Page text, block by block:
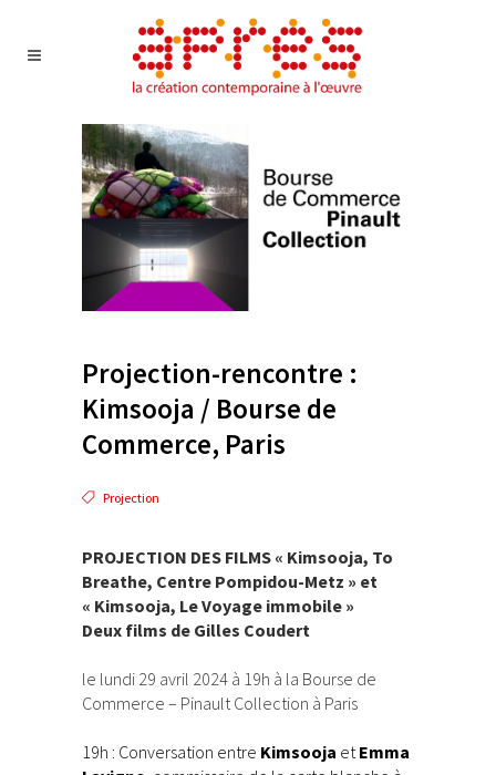
Projection-rencontre :
Kimsooja / Bourse de
Commerce, Paris
Projection
PROJECTION DES FILMS « Kimsooja, To
Breathe, Centre Pompidou-Metz » et
« Kimsooja, Le Voyage immobile »
Deux films de Gilles Coudert
le lundi 29 avril 2024 à 19h à la Bourse de
Commerce – Pinault Collection à Paris
19h : Conversation entre Kimsooja etEmma